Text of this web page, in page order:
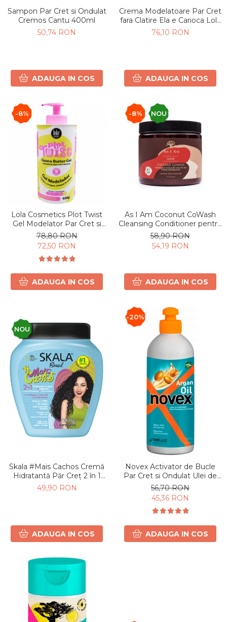
Sampon Par Cret si Ondulat
Cremos Cantu 400ml
50,74 RON
ADAUGA IN COS
Crema Modelatoare Par Cret
fara Clatire Ela e Carioca Lola
Cosmetics 480g
76,10 RON
ADAUGA IN COS
-8%
Lola Cosmetics Plot Twist
Gel Modelator Par Cret si
Ondulat 480g
78,80 RON
72,50 RON
ADAUGA IN COS
-8% NOU
As I Am Coconut CoWash
Cleansing Conditioner pentru
Păr Creț și Ondulat 454g
58,90 RON
54,19 RON
ADAUGA IN COS
NOU
Skala #Mais Cachos Cremă
Hidratantă Păr Creț 2 în 1
Mască și Leave-In 1Kg
49,90 RON
ADAUGA IN COS
-20%
Novex Activator de Bucle
Par Cret si Ondulat Ulei de
Argan 300g
56,70 RON
45,36 RON
ADAUGA IN COS